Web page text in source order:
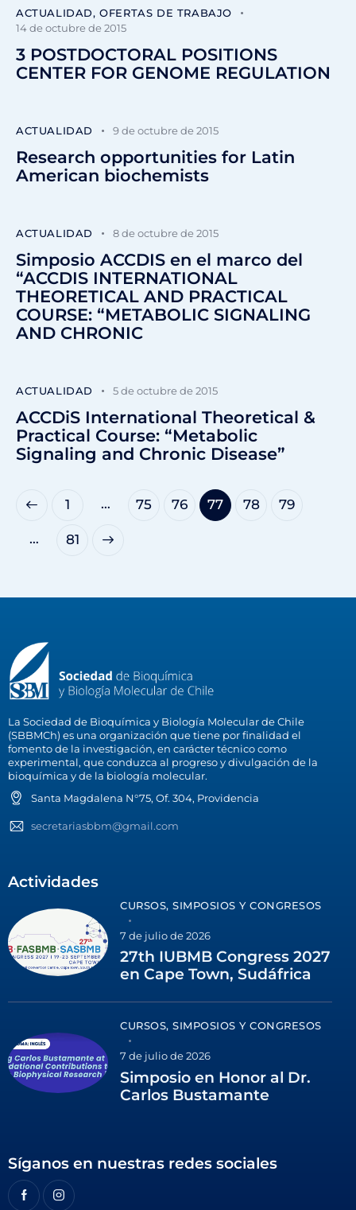
ACTUALIDAD,OFERTAS DE TRABAJO
14 de octubre de 2015
3 POSTDOCTORAL POSITIONS
CENTER FOR GENOME REGULATION
ACTUALIDAD 9 de octubre de 2015
Research opportunities for Latin
American biochemists
ACTUALIDAD 8 de octubre de 2015
Simposio ACCDIS en el marco del
“ACCDIS INTERNATIONAL
THEORETICAL AND PRACTICAL
COURSE: “METABOLIC SIGNALING
AND CHRONIC
ACTUALIDAD 5 de octubre de 2015
ACCDiS International Theoretical &
Practical Course: “Metabolic
Signaling and Chronic Disease”
1 … 75 76 77 78 79
… 81
>
La Sociedad de Bioquímica y Biología Molecular de Chile
(SBBMCh) es una organización que tiene por finalidad el
fomento de la investigación, en carácter técnico como
experimental, que conduzca al progreso y divulgación de la
bioquímica y de la biología molecular.
Santa Magdalena N°75, Of. 304, Providencia
secretariasbbm@gmail.com
Actividades
CURSOS, SIMPOSIOS Y CONGRESOS
7 de julio de 2026
27th IUBMB Congress 2027
en Cape Town, Sudáfrica
CURSOS, SIMPOSIOS Y CONGRESOS
7 de julio de 2026
Simposio en Honor al Dr.
Carlos Bustamante
Síganos en nuestras redes sociales